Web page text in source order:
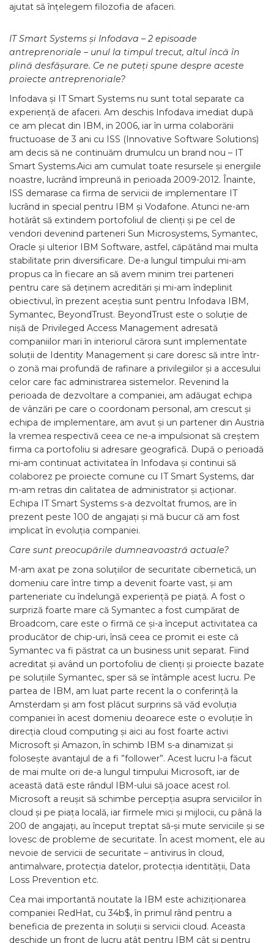
ajutat să înțelegem filozofia de afaceri.
IT Smart Systems și Infodava – 2 episoade
antreprenoriale – unul la timpul trecut, altul încă în
plină desfășurare. Ce ne puteți spune despre aceste
proiecte antreprenoriale?
Infodava și IT Smart Systems nu sunt total separate ca
experiență de afaceri. Am deschis Infodava imediat după
ce am plecat din IBM, in 2006, iar în urma colaborării
fructuoase de 3 ani cu ISS (Innovative Software Solutions)
am decis să ne continuăm drumulcu un brand nou – IT
Smart Systems.Aici am cumulat toate resursele și energiile
noastre, lucrând împreună in perioada 2009-2012. Înainte,
ISS demarase ca firma de servicii de implementare IT
lucrând in special pentru IBM și Vodafone. Atunci ne-am
hotărât să extindem portofoliul de clienți și pe cel de
vendori devenind parteneri Sun Microsystems, Symantec,
Oracle și ulterior IBM Software, astfel, căpătând mai multa
stabilitate prin diversificare. De-a lungul timpului mi-am
propus ca în fiecare an să avem minim trei parteneri
pentru care să deținem acreditări și mi-am îndeplinit
obiectivul, în prezent aceștia sunt pentru Infodava IBM,
Symantec, BeyondTrust. BeyondTrust este o soluție de
nișă de Privileged Access Management adresată
companiilor mari în interiorul cărora sunt implementate
soluții de Identity Management și care doresc să intre într-
o zonă mai profundă de rafinare a privilegiilor și a accesului
celor care fac administrarea sistemelor. Revenind la
perioada de dezvoltare a companiei, am adăugat echipa
de vânzări pe care o coordonam personal, am crescut și
echipa de implementare, am avut și un partener din Austria
la vremea respectivă ceea ce ne-a impulsionat să creștem
firma ca portofoliu si adresare geografică. După o perioadă
mi-am continuat activitatea în Infodava și continui să
colaborez pe proiecte comune cu IT Smart Systems, dar
m-am retras din calitatea de administrator și acționar.
Echipa IT Smart Systems s-a dezvoltat frumos, are în
prezent peste 100 de angajați și mă bucur că am fost
implicat în evoluția companiei.
Care sunt preocupările dumneavoastră actuale?
M-am axat pe zona soluțiilor de securitate cibernetică, un
domeniu care între timp a devenit foarte vast, și am
parteneriate cu îndelungă experiență pe piață. A fost o
surpriză foarte mare că Symantec a fost cumpărat de
Broadcom, care este o firmă ce și-a început activitatea ca
producător de chip-uri, însă ceea ce promit ei este că
Symantec va fi păstrat ca un business unit separat. Fiind
acreditat și având un portofoliu de clienți și proiecte bazate
pe soluțiile Symantec, sper să se întâmple acest lucru. Pe
partea de IBM, am luat parte recent la o conferință la
Amsterdam și am fost plăcut surprins să văd evoluția
companiei în acest domeniu deoarece este o evoluție în
direcția cloud computing și aici au fost foarte activi
Microsoft și Amazon, în schimb IBM s-a dinamizat și
folosește avantajul de a fi ”follower”. Acest lucru l-a făcut
de mai multe ori de-a lungul timpului Microsoft, iar de
această dată este rândul IBM-ului să joace acest rol.
Microsoft a reușit să schimbe percepția asupra serviciilor în
cloud și pe piața locală, iar firmele mici și mijlocii, cu până la
200 de angajați, au început treptat să-și mute serviciile și se
lovesc de probleme de securitate. În acest moment, ele au
nevoie de servicii de securitate – antivirus în cloud,
antimalware, protecția datelor, protecția identității, Data
Loss Prevention etc.
Cea mai importantă noutate la IBM este achiziționarea
companiei RedHat, cu 34b$, în primul rând pentru a
beneficia de prezenta in soluții si servicii cloud. Aceasta
deschide un front de lucru atât pentru IBM cât și pentru